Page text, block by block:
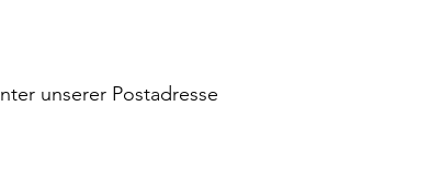
unserer Postadresse